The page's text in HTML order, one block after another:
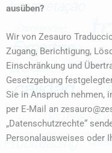
ausüben?
Wir von Zesauro
Zugang, Berichtigung,
Einschränkung und
Gesetzgebung
Sie in Anspruch nehmen,
per E-Mail an
„Datenschutzrechte“
Personalausweises oder